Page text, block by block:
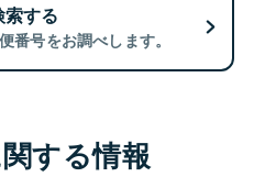
する
番号をお調べします。
する情報